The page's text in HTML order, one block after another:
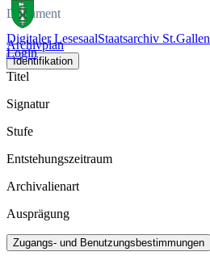
Digitaler LesesaalStaatsarchiv St.Gallen
Login
Dokument
Archivplan
Identifikation
Titel
Signatur
Stufe
Entstehungszeitraum
Archivalienart
Ausprägung
Zugangs- und Benutzungsbestimmungen